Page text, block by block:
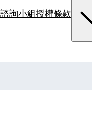
諮詢小組授權條款